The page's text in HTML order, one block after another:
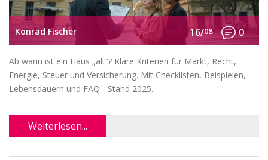
Konrad Fischer 16/08 0
Ab wann ist ein Haus „alt“? Klare Kriterien für Markt, Recht,
Energie, Steuer und Versicherung. Mit Checklisten, Beispielen,
Lebensdauern und FAQ - Stand 2025.
Weiterlesen...